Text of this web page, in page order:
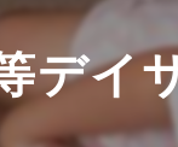
デ